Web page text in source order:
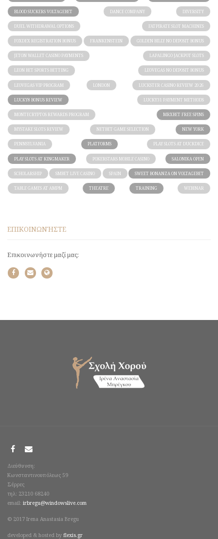
BLOOD SUCKERS VOLTAGEBET DANCE COMPANY DIVERSITY
DUEL WITHDRAWAL OPTIONS FATPIRATE SLOT MACHINES
FOXDEX REGISTRATION BONUS FRANKENSTEIN GOLDEN BILLY NO DEPOSIT BONUS
JETON WALLET CASINO PAYMENTS LAPALINGO JACKPOT SLOTS
LEON BET SPORTS BETTING LEOVEGAS NO DEPOSIT BONUS
LEOVEGAS VIP PROGRAM LONDON LUCKSTER CASINO REVIEW 2026
LUCKY8 BONUS REVIEW LUCKY31 PAYMENT METHODS
MONTECRYPTOS REWARDS PROGRAM MRXBET FREE SPINS
MYSTAKE SLOTS REVIEW NETBET GAME SELECTION NEW YORK
PENNSYLVANIA PLATFORMS PLAY SLOTS AT DUCKDICE
PLAY SLOTS AT KINGMAKER POKERSTARS MOBILE CASINO SALONIKA OPEN
SCHOLARSHIP SMBET LIVE CASINO SPAIN SWEET BONANZA ON VOLTAGEBET
TABLE GAMES AT AMPM THEATRE TRAINING WEBINAR
ΕΠΙΚΟΙΝΩΝΉΣΤΕ
Επικοινωνήστε μαζί μας:
Διεύθυνση:
Κωνσταντινουπόλεως 59
Σέρρες
τηλ: 23210 68240
email: irbregu@windowslive.com
© 2017 Irena Anastasia Bregu
developed & hosted by flexis.gr